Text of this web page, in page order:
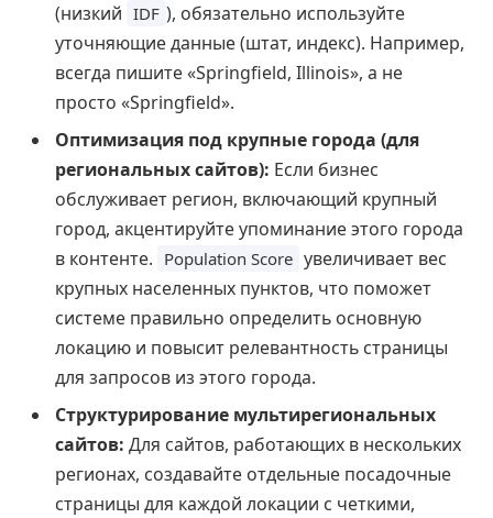
(низкий IDF ), обязательно используйте
уточняющие данные (штат, индекс). Например,
всегда пишите «Springfield, Illinois», а не
просто «Springfield».
Оптимизация под крупные города (для
региональных сайтов): Если бизнес
обслуживает регион, включающий крупный
город, акцентируйте упоминание этого города
в контенте. Population Score увеличивает вес
крупных населенных пунктов, что поможет
системе правильно определить основную
локацию и повысит релевантность страницы
для запросов из этого города.
Структурирование мультирегиональных
сайтов: Для сайтов, работающих в нескольких
регионах, создавайте отдельные посадочные
страницы для каждой локации с четкими,